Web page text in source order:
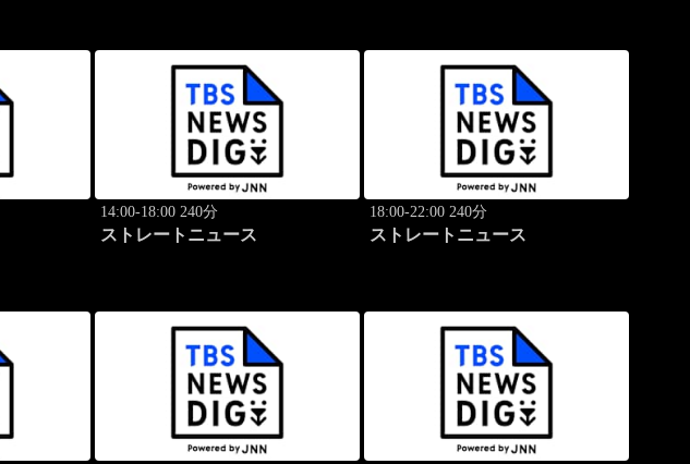
14:00-18:00 240分
ストレートニュース
18:00-22:00 240分
ストレートニュース